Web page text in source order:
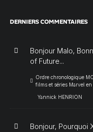
DERNIERS COMMENTAIRES
Bonjour Malo,
of Future...
Ordre chronologique
films et séries Marvel
Yannick HENRION
Bonjour, Pourquoi